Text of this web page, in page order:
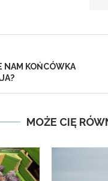
NAM KOŃCÓWKA
MOŻE CIĘ